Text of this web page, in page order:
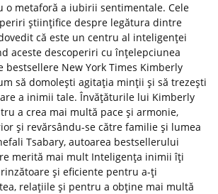
o metaforă a iubirii sentimentale. Cele
ştiinţifice despre legătura dintre
că este un centru al inteligenței
aceste descoperiri cu înţelepciunea
bestsellere New York Times Kimberly
să domolești agitația minţii şi să trezeşti
a inimii tale. Învățăturile lui Kimberly
a crea mai multă pace și armonie,
și revărsându-se către familie și lumea
Tsabary, autoarea bestsellerului
merită mai mult Inteligența inimii îți
şi eficiente pentru a-ți
relațiile şi pentru a obţine mai multă